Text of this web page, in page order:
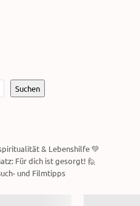
Suchen
& Lebenshilfe 💚
Für dich ist gesorgt! 🙋
und Filmtipps